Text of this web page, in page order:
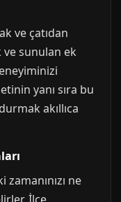
ve çatıdan
sunulan ek
yanı sıra bu
akıllıca
ne